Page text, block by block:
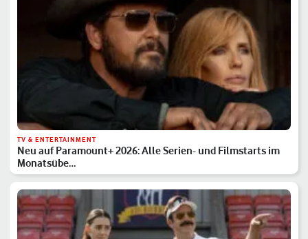
TV & ENTERTAINMENT
Neu auf Paramount+ 2026: Alle Serien- und Filmstarts im
Monatsübe…